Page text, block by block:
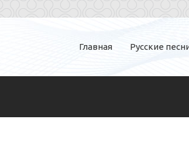
Главная Русские